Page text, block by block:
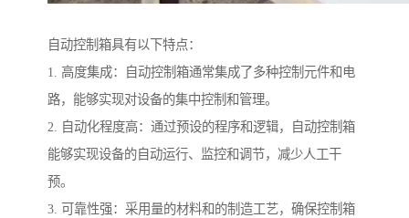
自动控制箱具有以下特点：
1. 高度集成：自动控制箱通常集成了多种控制元件和电
路，能够实现对设备的集中控制和管理。
2. 自动化程度高：通过预设的程序和逻辑，自动控制箱
能够实现设备的自动运行、监控和调节，减少人工干
预。
3. 可靠性强：采用量的材料和的制造工艺，确保控制箱